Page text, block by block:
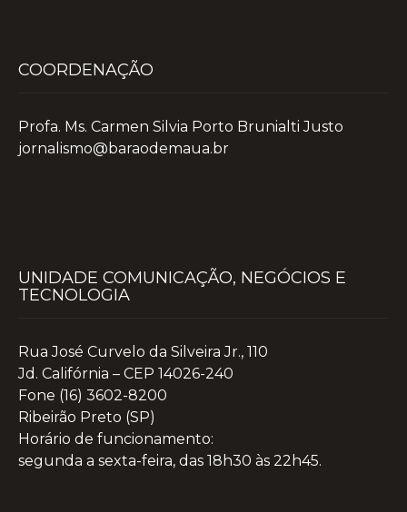
COORDENAÇÃO
Profa. Ms. Carmen Silvia Porto Brunialti Justo
jornalismo@baraodemaua.br
UNIDADE COMUNICAÇÃO, NEGÓCIOS E
TECNOLOGIA
Rua José Curvelo da Silveira Jr., 110
Jd. Califórnia – CEP 14026-240
Fone (16) 3602-8200
Ribeirão Preto (SP)
Horário de funcionamento:
segunda a sexta-feira, das 18h30 às 22h45.